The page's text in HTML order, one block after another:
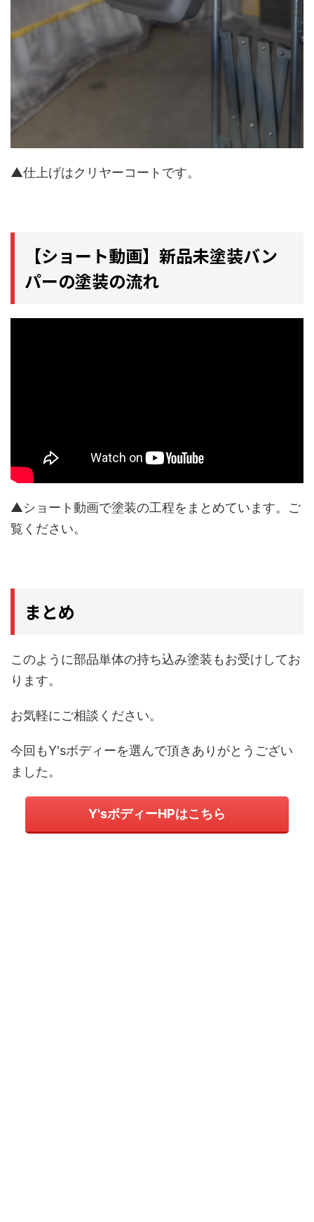
▲仕上げはクリヤーコートです。
【ショート動画】新品未塗装バン
パーの塗装の流れ
▲ショート動画で塗装の工程をまとめています。ご
覧ください。
まとめ
このように部品単体の持ち込み塗装もお受けしてお
ります。
お気軽にご相談ください。
今回もY'sボディーを選んで頂きありがとうござい
ました。
Y'sボディーHPはこちら